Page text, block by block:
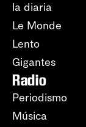
la diaria
Le Monde
Lento
Gigantes
Radio
Periodismo
Música